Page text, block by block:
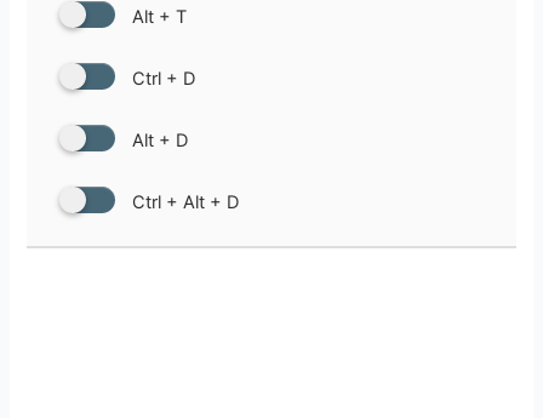
Alt + T
Ctrl + D
Alt + D
Ctrl + Alt + D